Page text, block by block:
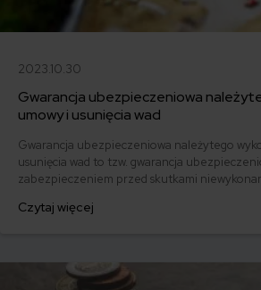
2023.10.30
Gwarancja ubezpieczeniowa
umowy i usunięcia wad
Gwarancja ubezpieczeniowa należytego
usunięcia wad to tzw. gwarancja
zabezpieczeniem przed skutkami
umowy. Gwarancja ta składa się z dwóch
Czytaj więcej